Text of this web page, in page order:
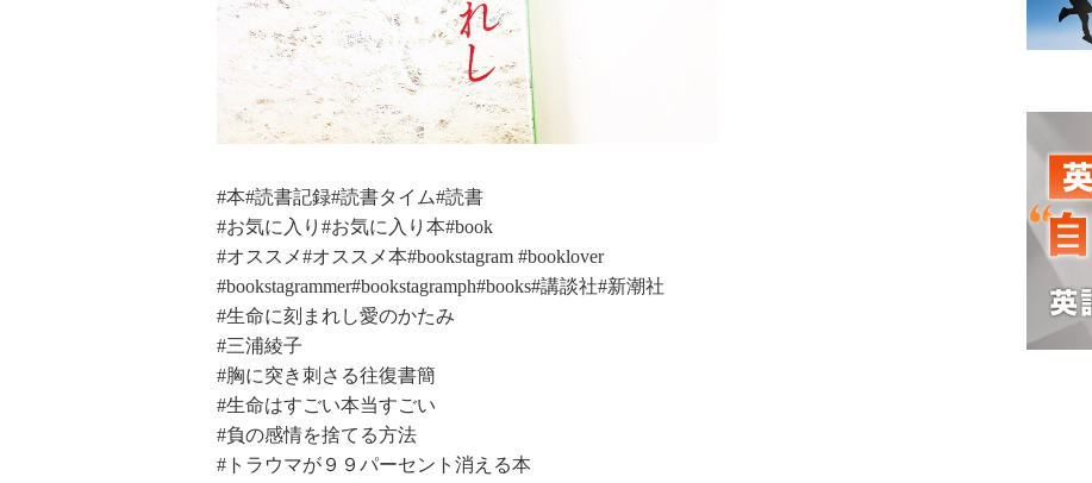
#本#読書記録#読書タイム#読書
#お気に入り#お気に入り本#book
#オススメ#オススメ本#bookstagram #booklover
#bookstagrammer#bookstagramph#books#講談社#新潮社
#生命に刻まれし愛のかたみ
#三浦綾子
#胸に突き刺さる往復書簡
#生命はすごい本当すごい
#負の感情を捨てる方法
#トラウマが９９パーセント消える本